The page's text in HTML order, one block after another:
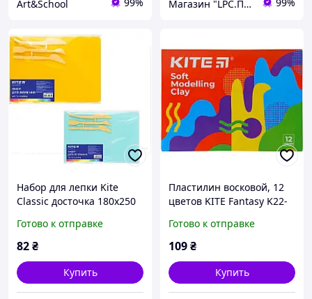
Art&School Магазин "LPC.Полиграфия"
Набор для лепки Kite
Classic досточка 180х250
Доска для пластилина
Готово к отправке
82₴
Купить
Пластилин восковой, 12
цветов KITE Fantasy K22-
Готово к отправке
109₴
Купить